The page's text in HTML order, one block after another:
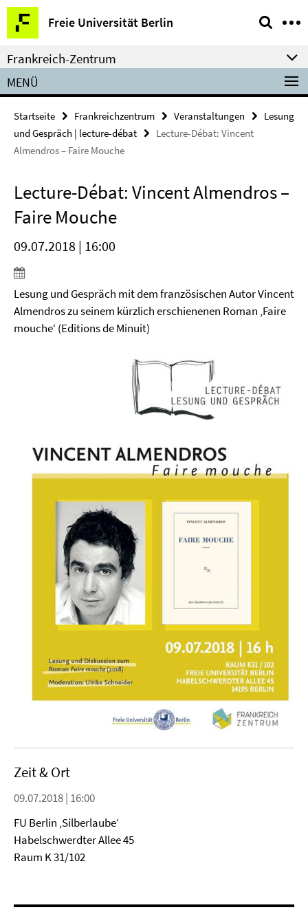
Springe
direkt
zu
Inhalt
Freie Universität Berlin
Service-
Navigation
Frankreich-Zentrum
MENÜ
Startseite Frankreichzentrum Veranstaltungen
Lesung
und Gespräch | lecture-débat
Lecture-Débat: Vincent
Almendros – Faire Mouche
Lecture-Débat: Vincent Almendros –
Faire Mouche
09.07.2018 | 16:00
Lesung und Gespräch mit dem französischen Autor Vincent
Almendros zu seinem kürzlich erschienenen Roman ‚Faire
mouche‘ (Editions de Minuit)
Zeit & Ort
09.07.2018 | 16:00
FU Berlin ‚Silberlaube‘
Habelschwerdter Allee 45
Raum K 31/102